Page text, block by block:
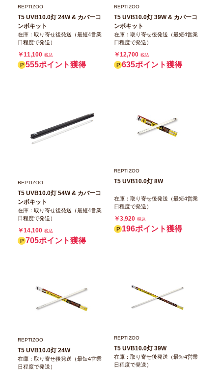
REPTIZOO
T5 UVB10.0灯 24W & カバーコ
ンボキット
在庫：取り寄せ後発送（最短4営業
日程度で発送）
￥11,100 税込
555ポイント獲得
REPTIZOO
T5 UVB10.0灯 39W & カバーコ
ンボキット
在庫：取り寄せ後発送（最短4営業
日程度で発送）
￥12,700 税込
635ポイント獲得
REPTIZOO
T5 UVB10.0灯 54W & カバーコ
ンボキット
在庫：取り寄せ後発送（最短4営業
日程度で発送）
￥14,100 税込
705ポイント獲得
REPTIZOO
T5 UVB10.0灯 8W
在庫：取り寄せ後発送（最短4営業
日程度で発送）
￥3,920 税込
196ポイント獲得
REPTIZOO
T5 UVB10.0灯 24W
在庫：取り寄せ後発送（最短4営業
日程度で発送）
REPTIZOO
T5 UVB10.0灯 39W
在庫：取り寄せ後発送（最短4営業
日程度で発送）